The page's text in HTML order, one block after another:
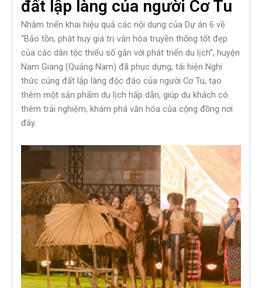
đất lập làng của người Cơ Tu
Nhằm triển khai hiệu quả các nội dung của Dự án 6 về
“Bảo tồn, phát huy giá trị văn hóa truyền thống tốt đẹp
của các dân tộc thiểu số gắn với phát triển du lịch”, huyện
Nam Giang (Quảng Nam) đã phục dựng, tái hiện Nghi
thức cúng đất lập làng độc đáo của người Cơ Tu, tạo
thêm một sản phẩm du lịch hấp dẫn, giúp du khách có
thêm trải nghiệm, khám phá văn hóa của cộng đồng nơi
đây.